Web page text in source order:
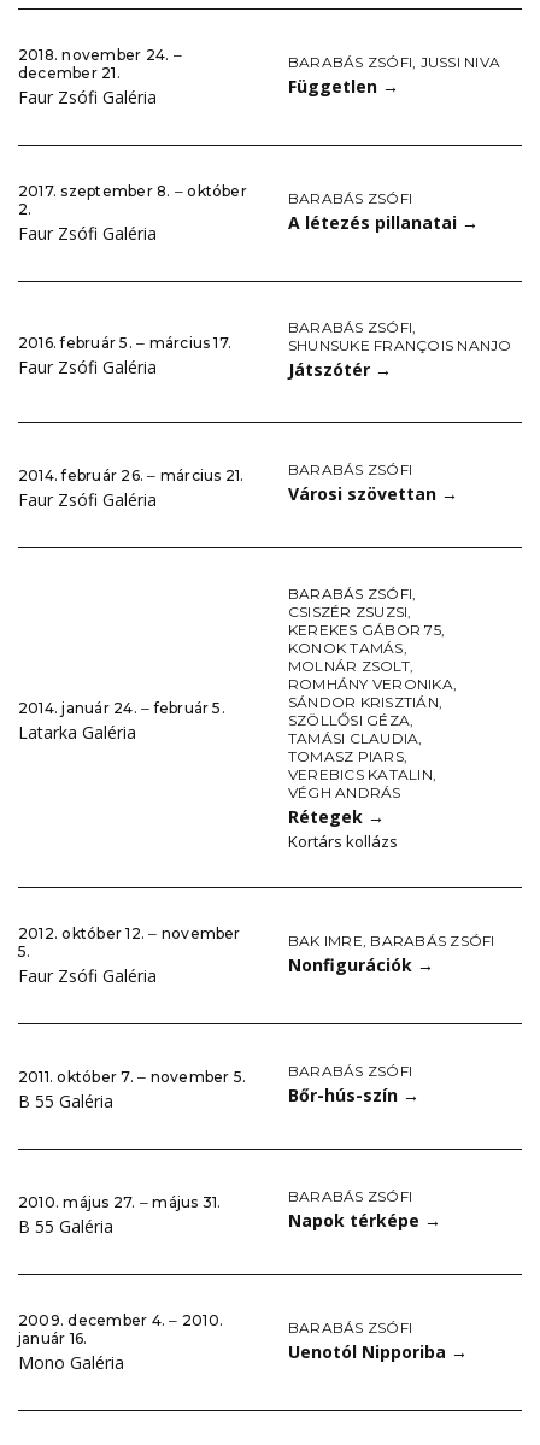
2018. november 24. ‒
december 21.
Faur Zsófi Galéria
BARABÁS ZSÓFI JUSSI NIVA
Független →
2017. szeptember 8. ‒ október
2.
Faur Zsófi Galéria
BARABÁS ZSÓFI
A létezés pillanatai →
2016. február 5. ‒ március 17.
Faur Zsófi Galéria
BARABÁS ZSÓFI,
SHUNSUKE FRANÇOIS NANJO
Játszótér →
2014. február 26. ‒ március 21.
Faur Zsófi Galéria
BARABÁS ZSÓFI
Városi szövettan →
2014. január 24. ‒ február 5.
Latarka Galéria
BARABÁS ZSÓFI,
CSISZÉR ZSUZSI,
KEREKES GÁBOR 75,
KONOK TAMÁS,
MOLNÁR ZSOLT,
ROMHÁNY VERONIKA,
SÁNDOR KRISZTIÁN,
SZÖLLŐSI GÉZA,
TAMÁSI CLAUDIA,
TOMASZ PIARS,
VEREBICS KATALIN,
VÉGH ANDRÁS
Rétegek →
Kortárs kollázs
2012. október 12. ‒ november
5.
Faur Zsófi Galéria
BAK IMRE BARABÁS ZSÓFI
Nonfigurációk →
2011. október 7. ‒ november 5.
B 55 Galéria
BARABÁS ZSÓFI
Bőr-hús-szín →
2010. május 27. ‒ május 31.
B 55 Galéria
BARABÁS ZSÓFI
Napok térképe →
2009. december 4. ‒ 2010.
január 16.
Mono Galéria
BARABÁS ZSÓFI
Uenotól Nipporiba →